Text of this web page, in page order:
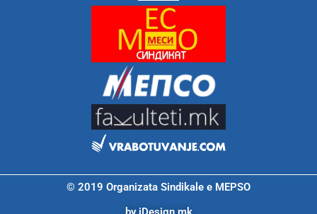
© 2019 Organizata Sindikale e MEPSO